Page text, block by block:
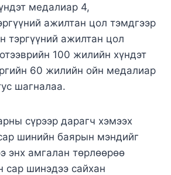
медалиар 4,
ажилтан цол тэмдгээр
тэргүүний ажилтан цол
100 жилийн хүндэт
60 жилийн ойн медалиар
шагналаа.
сүрээр дарагч хэмээх
шинийн баярын мэндийг
энх амгалан төрлөөрөө
сар шинэдээ сайхан